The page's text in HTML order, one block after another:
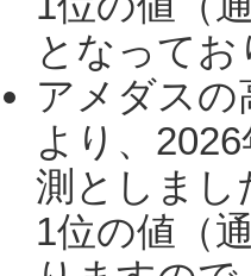
となって
アメダスの
より、
測としまし
1位の値（